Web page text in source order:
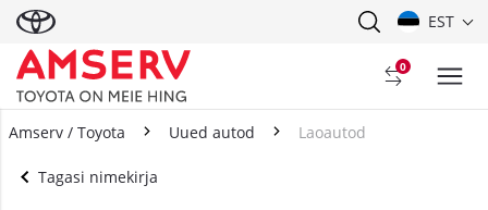
EST
0
Amserv / Toyota Uued autod Laoautod
Tagasi nimekirja